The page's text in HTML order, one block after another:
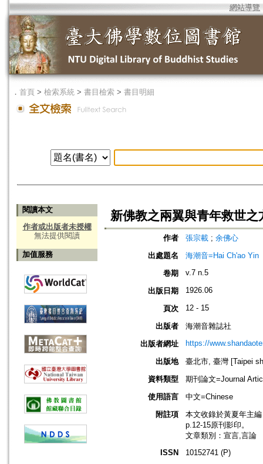
網站導覽
． 首頁 > 檢索系統 > 書目檢索 > 書目明細
閱讀本文
作者或出版者未授權
無法提供閱讀
加值服務
新佛教之兩翼與青年救世之
作者 張宗載 ; 余佛心
出處題名
海潮音=Hai Ch'ao Yin
卷期
v.7 n.5
出版日期 1926.06
頁次 12 - 15
出版者
海潮音雜誌社
出版者網址
https://
出版地
臺北市, 臺灣 [Taipei
資料類型
期刊論文=Journal
使用語言
中文=Chinese
附註項
本文收錄於黃夏年主
p.12-15原刊影印。
文章類別：宣言,言論
ISSN
10152741 (P)